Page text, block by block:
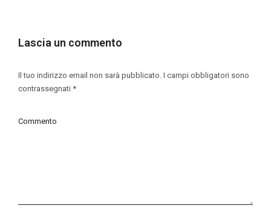
Lascia un commento
Il tuo indirizzo email non sarà pubblicato. I campi obbligatori sono
contrassegnati *
Commento